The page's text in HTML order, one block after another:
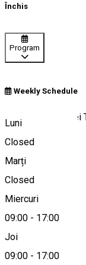
Închis
Program
Weekly Schedule
Luni
Closed
Marți
Closed
Miercuri
09:00 - 17:00
Joi
09:00 - 17:00
Muzeul Civilizației
Dumbrava, nr. 16
Hartă